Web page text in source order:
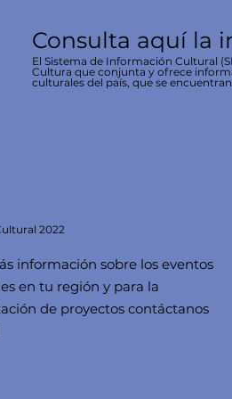
Consulta aquí la
El Sistema de Información Cultural
Cultura que conjunta y ofrece
culturales del país, que se
2022
información sobre los eventos
en tu región y para la
de proyectos contáctanos